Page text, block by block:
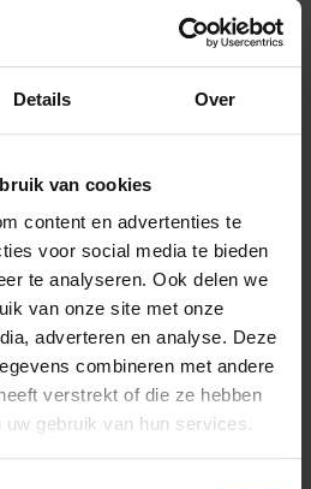
Details Over
van cookies
content en advertenties te
voor social media te bieden
te analyseren. Ook delen we
van onze site met onze
adverteren en analyse. Deze
combineren met andere
verstrekt of die ze hebben
gebruik van hun services.
THIS LIST